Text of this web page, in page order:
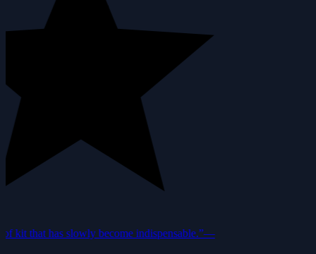
kit that has slowly become indispensable.”—